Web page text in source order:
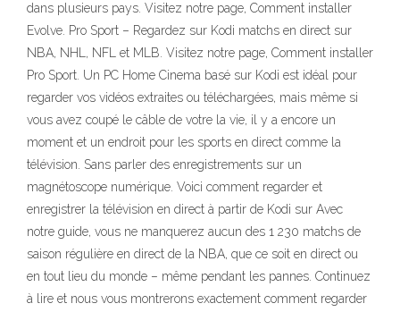
dans plusieurs pays. Visitez notre page, Comment installer
Evolve. Pro Sport – Regardez sur Kodi matchs en direct sur
NBA, NHL, NFL et MLB. Visitez notre page, Comment installer
Pro Sport. Un PC Home Cinema basé sur Kodi est idéal pour
regarder vos vidéos extraites ou téléchargées, mais même si
vous avez coupé le câble de votre la vie, il y a encore un
moment et un endroit pour les sports en direct comme la
télévision. Sans parler des enregistrements sur un
magnétoscope numérique. Voici comment regarder et
enregistrer la télévision en direct à partir de Kodi sur Avec
notre guide, vous ne manquerez aucun des 1 230 matchs de
saison régulière en direct de la NBA, que ce soit en direct ou
en tout lieu du monde – même pendant les pannes. Continuez
à lire et nous vous montrerons exactement comment regarder